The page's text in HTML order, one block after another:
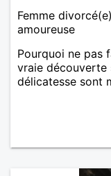
Femme
amoureuse
Pourquoi ne pas
vraie découverte
délicatesse sont